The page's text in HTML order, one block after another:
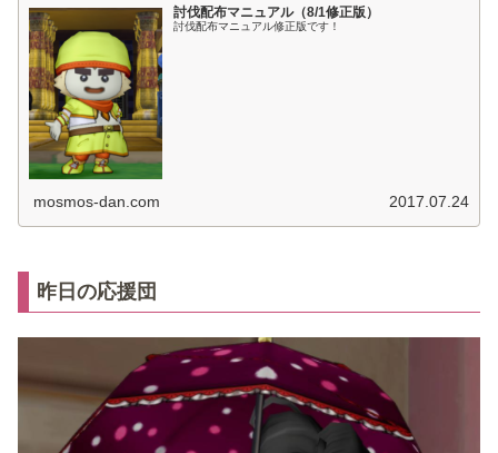
討伐配布マニュアル（8/1修正版）
討伐配布マニュアル修正版です！
mosmos-dan.com 2017.07.24
昨日の応援団